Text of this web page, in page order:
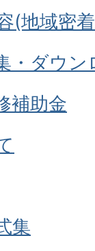
(地域密
・ダウン
補助金
集